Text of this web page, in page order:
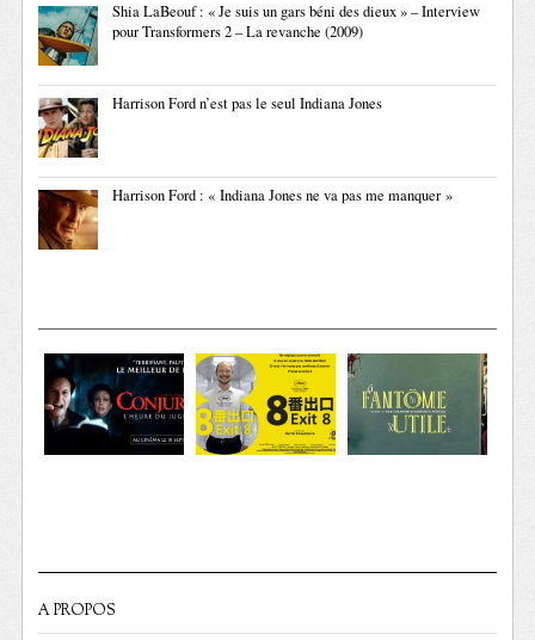
Shia LaBeouf : « Je suis un gars béni des dieux » – Interview
pour Transformers 2 – La revanche (2009)
Harrison Ford n’est pas le seul Indiana Jones
Harrison Ford : « Indiana Jones ne va pas me manquer »
A PROPOS